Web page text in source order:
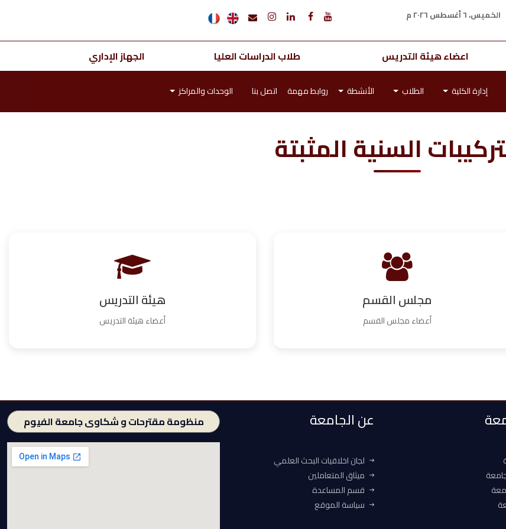
الخميس، ٦ أغسطس ٢٠٢٦ م
اعضاء هيئة التدريس طلاب الدراسات العليا الجهاز الإداري
إدارة الكلية الطلاب الأنشطة روابط مهمة اتصل بنا الوحدات والمراكز
السنية المثبتة
هيئة التدريس
أعضاء هيئة التدريس
مجلس القسم
أعضاء مجلس القسم
عن الجامعة
لجان اخلاقيات البحث العلمي
ميثاق المتعاملين
قسم المساعدة
سياسة الموقع
منظومة مقترحات و شكاوى جامعة الفيوم